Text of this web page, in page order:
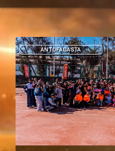
DEPORTES